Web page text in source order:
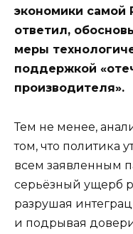
экономики самой
ответил,
меры
поддержкой
производителя».
Тем не менее,
том, что политика
всем заявленным
серьёзный ущерб
разрушая
и подрывая